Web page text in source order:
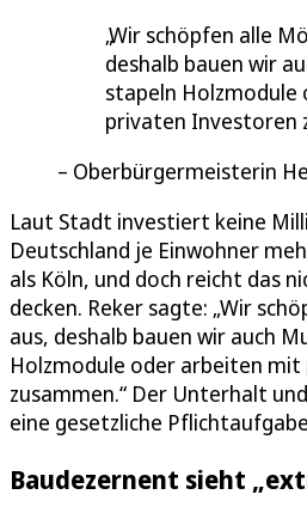
Wir schöpfen alle
deshalb bauen wir
stapeln
privaten Investoren
Oberbürgermeisterin
Laut Stadt investiert keine
Deutschland je Einwohner
als Köln, und doch reicht das
decken. Reker sagte: „Wir
aus, deshalb bauen wir auch
Holzmodule oder arbeiten
zusammen.“ Der Unterhalt
eine gesetzliche
Baudezernent sieht